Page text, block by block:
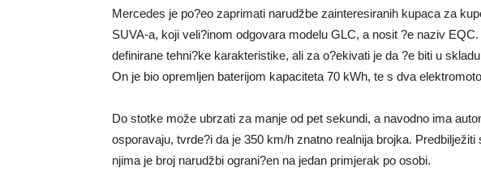
Mercedes je po?eo zaprimati narudžbe zainteresiranih kupaca za
SUVA-a, koji veli?inom odgovara modelu GLC, a nosit ?e naziv
definirane tehni?ke karakteristike, ali za o?ekivati je da ?e biti u
On je bio opremljen baterijom kapaciteta 70 kWh, te s dva
Do stotke može ubrzati za manje od pet sekundi, a navodno ima
osporavaju, tvrde?i da je 350 km/h znatno realnija brojka.
njima je broj narudžbi ograni?en na jedan primjerak po osobi.